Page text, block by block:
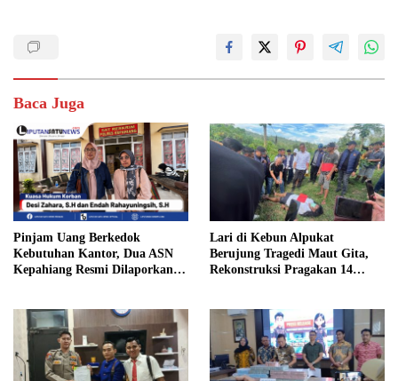
Baca Juga
Pinjam Uang Berkedok
Kebutuhan Kantor, Dua ASN
Kepahiang Resmi Dilaporkan
Lari di Kebun Alpukat
Berujung Tragedi Maut Gita,
Rekonstruksi Pragakan 14